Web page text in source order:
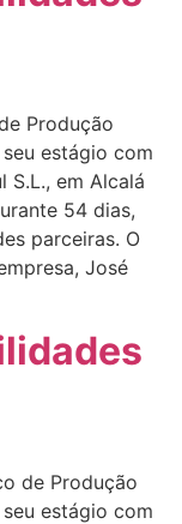
Produção
estágio com
S.L., em Alcalá
54 dias,
parceiras. O
José
de Produção
estágio com